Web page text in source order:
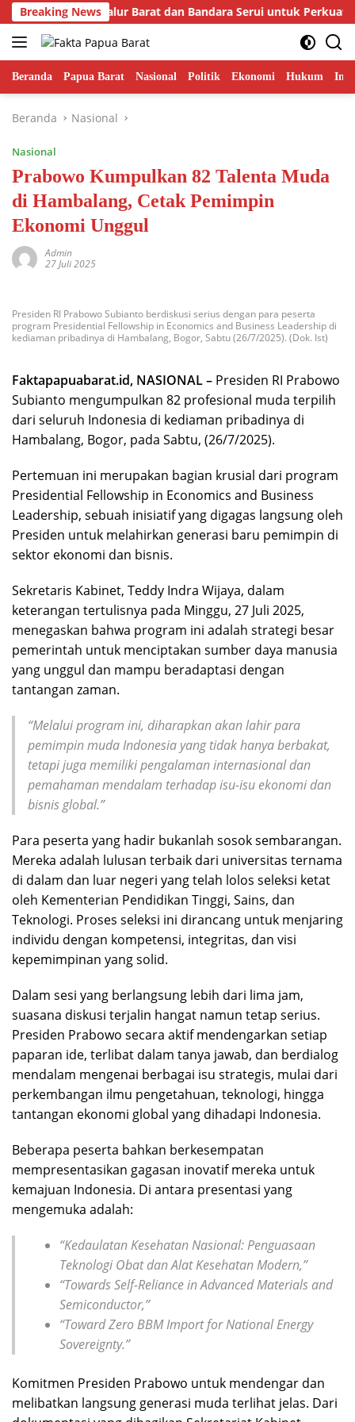
Langsung
ke
konten
Breaking News
Prioritaskan Jalur Barat dan Bandara Serui untuk Perkuat
Beranda Papua Barat Nasional Politik Ekonomi Hukum
Beranda Nasional
Nasional
Prabowo Kumpulkan 82 Talenta Muda
di Hambalang, Cetak Pemimpin
Ekonomi Unggul
Admin
27 Juli 2025
Presiden RI Prabowo Subianto berdiskusi serius dengan para peserta
program Presidential Fellowship in Economics and Business Leadership di
kediaman pribadinya di Hambalang, Bogor, Sabtu (26/7/2025). (Dok. Ist)
Faktapapuabarat.id, NASIONAL – Presiden RI Prabowo
Subianto mengumpulkan 82 profesional muda terpilih
dari seluruh Indonesia di kediaman pribadinya di
Hambalang, Bogor, pada Sabtu, (26/7/2025).
Pertemuan ini merupakan bagian krusial dari program
Presidential Fellowship in Economics and Business
Leadership, sebuah inisiatif yang digagas langsung oleh
Presiden untuk melahirkan generasi baru pemimpin di
sektor ekonomi dan bisnis.
Sekretaris Kabinet, Teddy Indra Wijaya, dalam
keterangan tertulisnya pada Minggu, 27 Juli 2025,
menegaskan bahwa program ini adalah strategi besar
pemerintah untuk menciptakan sumber daya manusia
yang unggul dan mampu beradaptasi dengan
tantangan zaman.
“Melalui program ini, diharapkan akan lahir para
pemimpin muda Indonesia yang tidak hanya berbakat,
tetapi juga memiliki pengalaman internasional dan
pemahaman mendalam terhadap isu-isu ekonomi dan
bisnis global.”
Para peserta yang hadir bukanlah sosok sembarangan.
Mereka adalah lulusan terbaik dari universitas ternama
di dalam dan luar negeri yang telah lolos seleksi ketat
oleh Kementerian Pendidikan Tinggi, Sains, dan
Teknologi. Proses seleksi ini dirancang untuk menjaring
individu dengan kompetensi, integritas, dan visi
kepemimpinan yang solid.
Dalam sesi yang berlangsung lebih dari lima jam,
suasana diskusi terjalin hangat namun tetap serius.
Presiden Prabowo secara aktif mendengarkan setiap
paparan ide, terlibat dalam tanya jawab, dan berdialog
mendalam mengenai berbagai isu strategis, mulai dari
perkembangan ilmu pengetahuan, teknologi, hingga
tantangan ekonomi global yang dihadapi Indonesia.
Beberapa peserta bahkan berkesempatan
mempresentasikan gagasan inovatif mereka untuk
kemajuan Indonesia. Di antara presentasi yang
mengemuka adalah:
“Kedaulatan Kesehatan Nasional: Penguasaan
Teknologi Obat dan Alat Kesehatan Modern,”
“Towards Self-Reliance in Advanced Materials and
Semiconductor,”
“Toward Zero BBM Import for National Energy
Sovereignty.”
Komitmen Presiden Prabowo untuk mendengar dan
melibatkan langsung generasi muda terlihat jelas. Dari